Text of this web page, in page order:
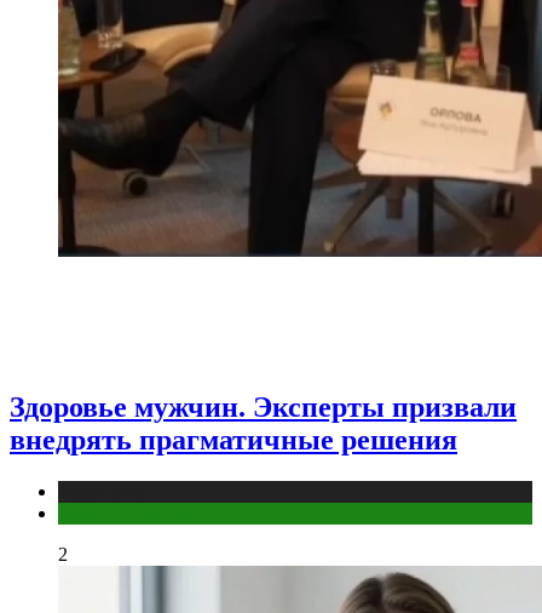
Здоровье мужчин. Эксперты призвали
внедрять прагматичные решения
2